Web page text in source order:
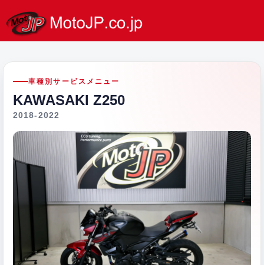
車種別サービスメニュー
KAWASAKI Z250
2018-2022